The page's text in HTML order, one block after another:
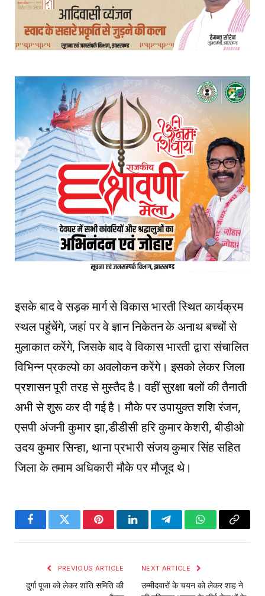
इसके बाद वे सड़क मार्ग से विकास भारती स्थित कार्यक्रम
स्थल पहुंचेंगे, जहां पर वे ज्ञान निकेतन के अनाथ बच्चों से
मुलाकात करेंगे, जिसके बाद वे विकास भारती द्वारा संचालित
विभिन्न प्रकल्पो का अवलोकन करेंगे। इसको लेकर जिला
प्रशासन पूरी तरह से मुस्तैद है। वहीं सुरक्षा बलों की तैनाती
अभी से शुरू कर दी गई है। मौके पर उपायुक्त शशि रंजन,
एसपी अंजनी कुमार झा,डीडीसी हरि कुमार केशरी, बीडीओ
उदय कुमार सिन्हा, थाना प्रभारी संजय कुमार सिंह सहित
जिला के तमाम अधिकारी मौके पर मौजूद थे।
FacebookTwitter PinterestLinkedInTelegramWhatsApp
Copy
PREVIOUS ARTICLE
दुर्गा पूजा को लेकर शांति समिति की
NEXT ARTICLE
उम्मीदवारों के चयन को लेकर शाह ने